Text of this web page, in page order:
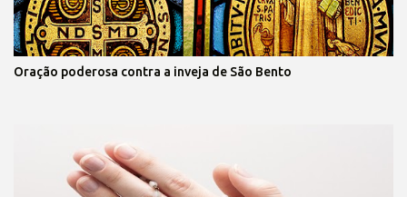
Oração poderosa contra a inveja de São Bento